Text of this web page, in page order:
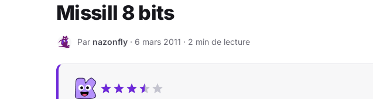
Missill 8 bits
N Par nazonfly · 6 mars 2011 · 2 min de lecture